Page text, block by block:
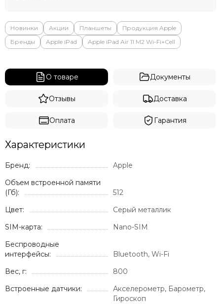
Новинки Акции Планшеты
Продукция Apple
Бренды
Apple iPad Apple iPad Air 11 M2 Wi-Fi+Cell
О товаре Документы
Отзывы Доставка
Оплата Гарантия
Характеристики
Бренд:
Apple
Объем встроенной памяти
(Гб):
512
Цвет:
Серый металлик
SIM-карта:
Nano-SIM
Беспроводные
интерфейсы:
Bluetooth, Wi-Fi
Вес, г:
800
Встроенные датчики:
Акселерометр, Барометр,
Гироскоп